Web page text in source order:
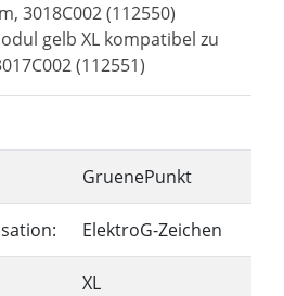
3018C002 (112550)
gelb XL kompatibel zu
(112551)
GruenePunkt
ElektroG-Zeichen
XL